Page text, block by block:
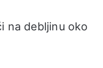
na debljinu oko